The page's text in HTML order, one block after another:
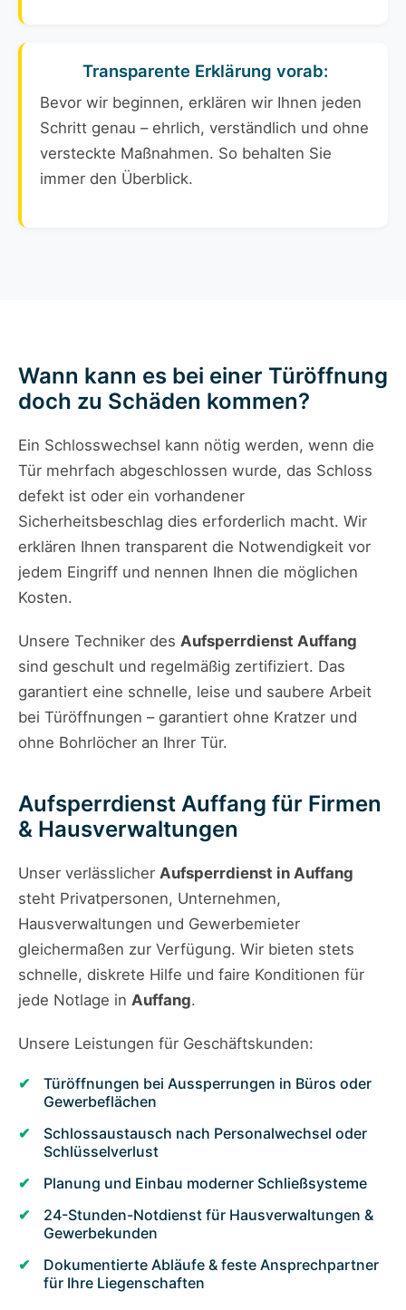
Transparente Erklärung vorab:
Bevor wir beginnen, erklären wir Ihnen jeden
Schritt genau – ehrlich, verständlich und ohne
versteckte Maßnahmen. So behalten Sie
immer den Überblick.
Wann kann es bei einer Türöffnung
doch zu Schäden kommen?
Ein Schlosswechsel kann nötig werden, wenn die
Tür mehrfach abgeschlossen wurde, das Schloss
defekt ist oder ein vorhandener
Sicherheitsbeschlag dies erforderlich macht. Wir
erklären Ihnen transparent die Notwendigkeit vor
jedem Eingriff und nennen Ihnen die möglichen
Kosten.
Unsere Techniker des Aufsperrdienst Auffang
sind geschult und regelmäßig zertifiziert. Das
garantiert eine schnelle, leise und saubere Arbeit
bei Türöffnungen – garantiert ohne Kratzer und
ohne Bohrlöcher an Ihrer Tür.
Aufsperrdienst Auffang für Firmen
& Hausverwaltungen
Unser verlässlicher Aufsperrdienst in Auffang
steht Privatpersonen, Unternehmen,
Hausverwaltungen und Gewerbemieter
gleichermaßen zur Verfügung. Wir bieten stets
schnelle, diskrete Hilfe und faire Konditionen für
jede Notlage in Auffang.
Unsere Leistungen für Geschäftskunden:
Türöffnungen bei Aussperrungen in Büros oder
Gewerbeflächen
Schlossaustausch nach Personalwechsel oder
Schlüsselverlust
Planung und Einbau moderner Schließsysteme
24-Stunden-Notdienst für Hausverwaltungen &
Gewerbekunden
Dokumentierte Abläufe & feste Ansprechpartner
für Ihre Liegenschaften